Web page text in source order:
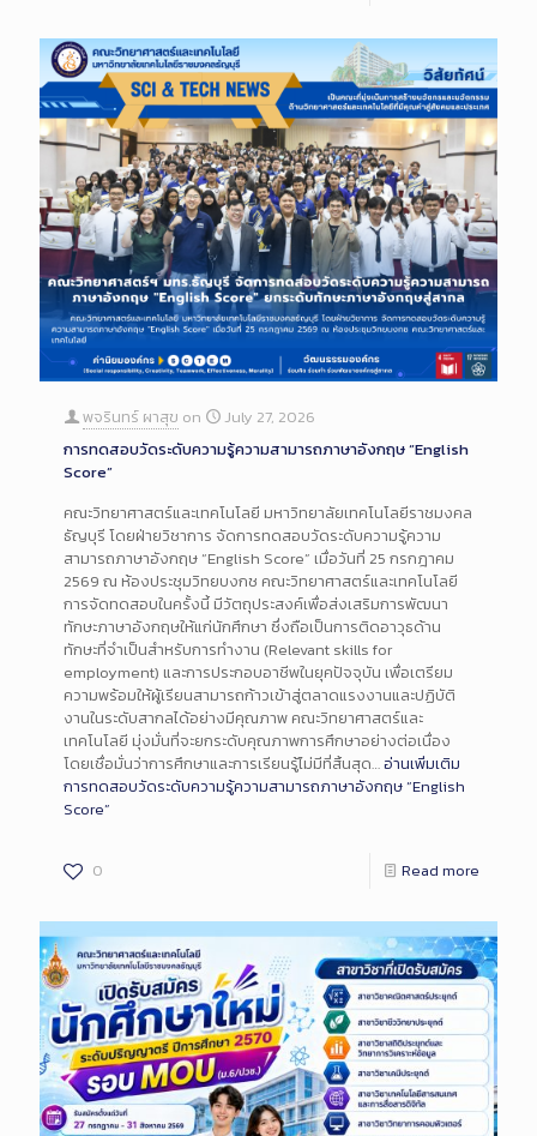
พจรินทร์ ผาสุข on
July 27, 2026
การทดสอบวัดระดับความรู้ความสามารถภาษาอังกฤษ “English
Score”
คณะวิทยาศาสตร์และเทคโนโลยี มหาวิทยาลัยเทคโนโลยีราชมงคล
ธัญบุรี โดยฝ่ายวิชาการ จัดการทดสอบวัดระดับความรู้ความ
สามารถภาษาอังกฤษ “English Score” เมื่อวันที่ 25 กรกฎาคม
2569 ณ ห้องประชุมวิทยบงกช คณะวิทยาศาสตร์และเทคโนโลยี
การจัดทดสอบในครั้งนี้ มีวัตถุประสงค์เพื่อส่งเสริมการพัฒนา
ทักษะภาษาอังกฤษให้แก่นักศึกษา ซึ่งถือเป็นการติดอาวุธด้าน
ทักษะที่จำเป็นสำหรับการทำงาน (Relevant skills for
employment) และการประกอบอาชีพในยุคปัจจุบัน เพื่อเตรียม
ความพร้อมให้ผู้เรียนสามารถก้าวเข้าสู่ตลาดแรงงานและปฏิบัติ
งานในระดับสากลได้อย่างมีคุณภาพ คณะวิทยาศาสตร์และ
เทคโนโลยี มุ่งมั่นที่จะยกระดับคุณภาพการศึกษาอย่างต่อเนื่อง
โดยเชื่อมั่นว่าการศึกษาและการเรียนรู้ไม่มีที่สิ้นสุด…อ่านเพิ่มเติม
การทดสอบวัดระดับความรู้ความสามารถภาษาอังกฤษ “English
Score”
0 Read more